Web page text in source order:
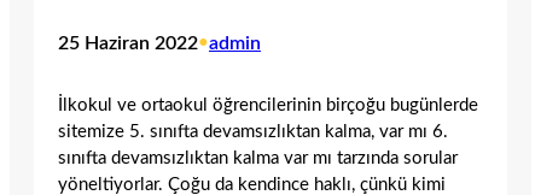
25 Haziran 2022•admin
İlkokul ve ortaokul öğrencilerinin birçoğu bugünlerde
sitemize 5. sınıfta devamsızlıktan kalma, var mı 6.
sınıfta devamsızlıktan kalma var mı tarzında sorular
yöneltiyorlar. Çoğu da kendince haklı, çünkü kimi